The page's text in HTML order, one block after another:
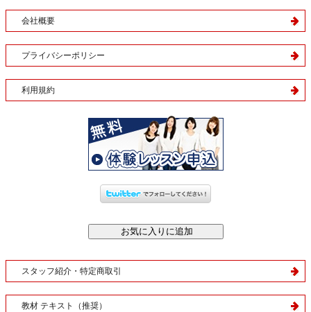
会社概要
プライバシーポリシー
利用規約
スタッフ紹介・特定商取引
教材 テキスト（推奨）